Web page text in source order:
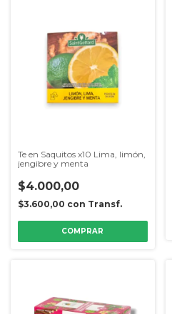
Te en Saquitos x10 Lima, limón,
jengibre y menta
$4.000,00
$3.600,00 con Transf.